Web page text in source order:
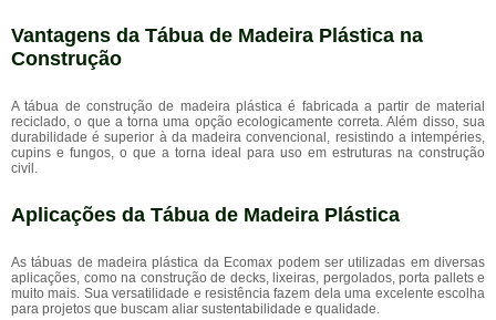
Vantagens da Tábua de Madeira Plástica na
Construção
A tábua de construção de madeira plástica é fabricada a partir de material
reciclado, o que a torna uma opção ecologicamente correta. Além disso, sua
durabilidade é superior à da madeira convencional, resistindo a intempéries,
cupins e fungos, o que a torna ideal para uso em estruturas na construção
civil.
Aplicações da Tábua de Madeira Plástica
As tábuas de madeira plástica da Ecomax podem ser utilizadas em diversas
aplicações, como na construção de decks, lixeiras, pergolados, porta pallets e
muito mais. Sua versatilidade e resistência fazem dela uma excelente escolha
para projetos que buscam aliar sustentabilidade e qualidade.